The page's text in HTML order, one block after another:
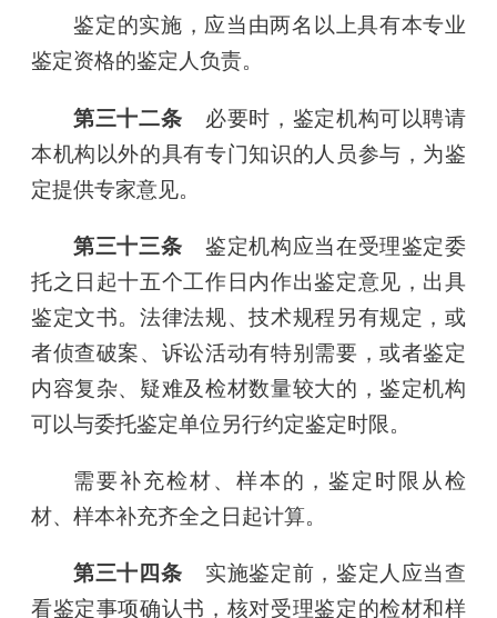
鉴定的实施，应当由两名以上具有本专业
鉴定资格的鉴定人负责。
第三十二条 必要时，鉴定机构可以聘请
本机构以外的具有专门知识的人员参与，为鉴
定提供专家意见。
第三十三条 鉴定机构应当在受理鉴定委
托之日起十五个工作日内作出鉴定意见，出具
鉴定文书。法律法规、技术规程另有规定，或
者侦查破案、诉讼活动有特别需要，或者鉴定
内容复杂、疑难及检材数量较大的，鉴定机构
可以与委托鉴定单位另行约定鉴定时限。
需要补充检材、样本的，鉴定时限从检
材、样本补充齐全之日起计算。
第三十四条 实施鉴定前，鉴定人应当查
看鉴定事项确认书，核对受理鉴定的检材和样